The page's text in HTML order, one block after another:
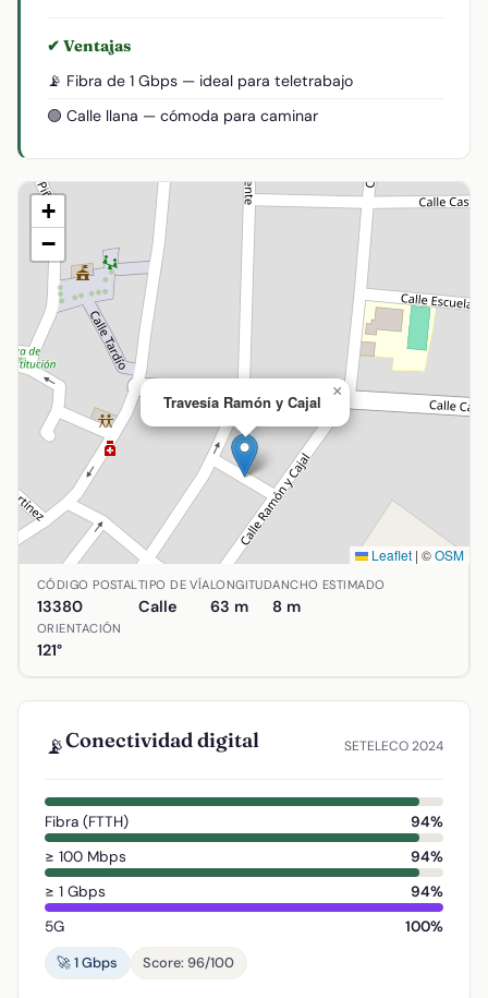
✔ Ventajas
📡 Fibra de 1 Gbps — ideal para teletrabajo
🟢 Calle llana — cómoda para caminar
Travesía Ramón y Cajal
×
+
−
Leaflet | ©OSM
Ubicación de Travesía Ramón y Cajal en Aldea del Rey,
CÓDIGO POSTAL
13380
TIPO DE VÍA
Calle
LONGITUD
63 m
ANCHO ESTIMADO
8 m
ORIENTACIÓN
121°
📡Conectividad digital SETELECO 2024
Fibra (FTTH)
94%
≥ 100 Mbps
94%
≥ 1 Gbps
94%
5G
100%
🚀 1 Gbps
Score: 96/100